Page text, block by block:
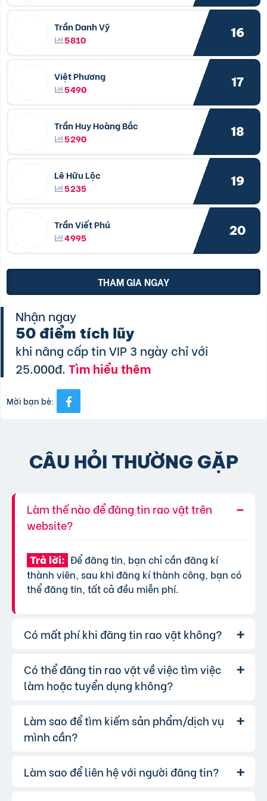
Trần Danh Vỹ
5810
16
Việt Phương
5490
17
Trần Huy Hoàng Bắc
5290
18
Lê Hữu Lộc
5235
19
Trần Viết Phú
4995
20
THAM GIA NGAY
Nhận ngay
50 điểm tích lũy
khi nâng cấp tin VIP 3 ngày chỉ với
25.000đ.Tìm hiểu thêm
Mời bạn bè:
CÂU HỎI THƯỜNG GẶP
Làm thế nào để đăng tin rao vặt trên
website?
Trả lời: Để đăng tin, bạn chỉ cần đăng kí
thành viên, sau khi đăng kí thành công, bạn có
thể đăng tin, tất cả đều miễn phí.
Có mất phí khi đăng tin rao vặt không?
Trả lời: Chúng tôi cung cấp gói đăng tin miễn
phí cơ bản cho tất cả người dùng. Tuy nhiên, để
thị, bạn có thể lựa chọn các gói dịch vụ nâng
cấp với chi phí hợp lý, xem thêmphí dịch vụ tin
VIP.
Có thể đăng tin rao vặt về việc tìm việc
làm hoặc tuyển dụng không?
Trả lời: Hoàn toàn có thể. Website của chúng
tôi hỗ trợ đăng tin tuyển dụng và tìm việc làm.
đủ thông tin.
Làm sao để tìm kiếm sản phẩm/dịch vụ
mình cần?
Trả lời: Bạn có thể sử dụng công cụ tìm kiếm
Làm sao để liên hệ với người đăng tin?